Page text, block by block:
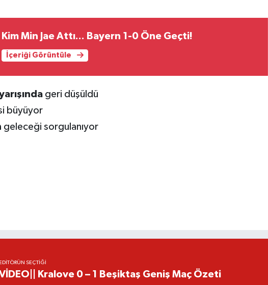
Kim Min Jae Attı... Bayern 1-0 Öne Geçti!
İçeriği Görüntüle
geri düşüldü
büyüyor
geleceği sorgulanıyor
EDITÖRÜN SEÇTIĞI
Kralove 0 – 1 Beşiktaş Geniş Maç Özeti